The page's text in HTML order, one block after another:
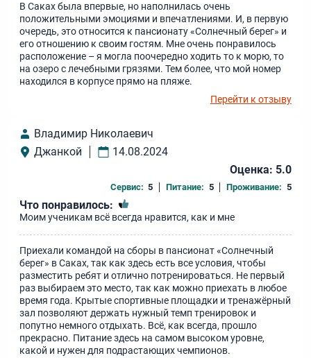
В Саках была впервые, но наполнилась очень
положительными эмоциями и впечатлениями. И, в первую
очередь, это относится к пансионату «Солнечный берег» и
его отношению к своим гостям. Мне очень понравилось
расположение – я могла поочередно ходить то к морю, то
на озеро с лечебными грязями. Тем более, что мой номер
находился в корпусе прямо на пляже.
Перейти к отзыву
Владимир Николаевич
Джанкой
14.08.2024
Оценка: 5.0
Сервис: 5 Питание: 5 Проживание: 5
Что понравилось:
Моим ученикам всё всегда нравится, как и мне
Приехали командой на сборы в пансионат «Солнечный
берег» в Саках, так как здесь есть все условия, чтобы
разместить ребят и отлично потренироваться. Не первый
раз выбираем это место, так как можно приехать в любое
время года. Крытые спортивные площадки и тренажёрный
зал позволяют держать нужный темп тренировок и
попутно немного отдыхать. Всё, как всегда, прошло
прекрасно. Питание здесь на самом высоком уровне,
какой и нужен для подрастающих чемпионов.